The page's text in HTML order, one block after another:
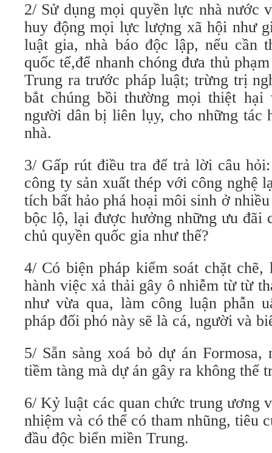
2/ Sử dụng mọi quyền lực nhà nước
huy động mọi lực lượng xã hội như
luật gia, nhà báo độc lập, nếu cần
quốc tế,để nhanh chóng đưa thủ
Trung ra trước pháp luật; trừng trị
bắt chúng bồi thường mọi thiệt
người dân bị liên lụy, cho những tác
nhà.
3/ Gấp rút điều tra để trả lời câu
công ty sản xuất thép với công nghệ
tích bất hảo phá hoại môi sinh ở
bộc lộ, lại được hưởng những ưu đãi
chủ quyền quốc gia như thế?
4/ Có biện pháp kiểm soát chặt chẽ,
hành việc xả thải gây ô nhiễm từ từ
như vừa qua, làm công luận phẫn
pháp đối phó này sẽ là cá, người và
5/ Sẵn sàng xoá bỏ dự án Formosa,
tiềm tàng mà dự án gây ra không thể
6/ Kỷ luật các quan chức trung ương
nhiệm và có thể có tham nhũng, tiêu
đầu độc biển miền Trung.